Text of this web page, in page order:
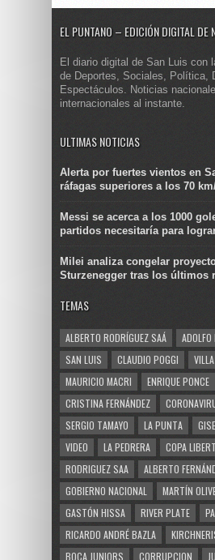
EL PUNTANO – EDICIÓN DIGITAL DE
El diario digital de San Luis con
de Deportes, Sociales, Política,
Espectáculos. Noticias
internacionales al instante.
ULTIMAS NOTICIAS
Alerta por fuertes vientos en
ráfagas superiores a los 70
Messi se acerca a los 1000
partidos necesitaría para
Milei analiza congelar
Sturzenegger tras los últimos
TEMAS
ALBERTO RODRÍGUEZ SAÁ
SAN LUIS
CLAUDIO POGGI
MAURICIO MACRI
ENRIQUE PONCE
CRISTINA FERNÁNDEZ
SERGIO TAMAYO
LA PUNTA
VIDEO
LA PEDRERA
COPA
RODRIGUEZ SAA
ALBERTO
GOBIERNO NACIONAL
MARTÍN
GASTÓN HISSA
RIVER PLATE
RICARDO ANDRÉ BAZLA
BOCA JUNIORS
CORRUPCION